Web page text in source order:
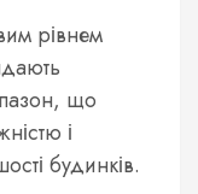
рівнем
що
і
будинків.